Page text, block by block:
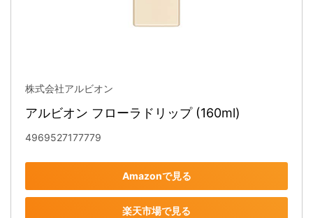
株式会社アルビオン
アルビオン フローラドリップ (160ml)
4969527177779
Amazonで見る
楽天市場で見る